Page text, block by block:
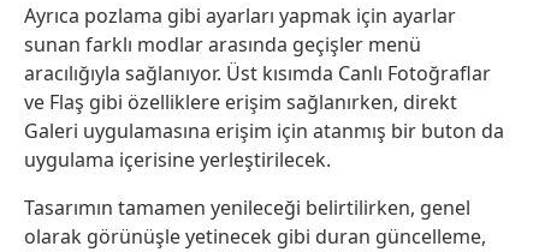
Ayrıca pozlama gibi ayarları yapmak için ayarlar
sunan farklı modlar arasında geçişler menü
aracılığıyla sağlanıyor. Üst kısımda Canlı Fotoğraflar
ve Flaş gibi özelliklere erişim sağlanırken, direkt
Galeri uygulamasına erişim için atanmış bir buton da
uygulama içerisine yerleştirilecek.
Tasarımın tamamen yenileceği belirtilirken, genel
olarak görünüşle yetinecek gibi duran güncelleme,